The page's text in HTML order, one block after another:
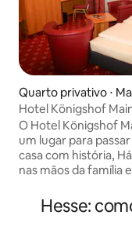
Quarto privativo ⋅
Hotel Königshof
O Hotel Königshof
um lugar para
casa com história, Há gerações, ele está
nas mãos da família
arquitetônico que
histórica e conforto
refeições
Hesse: